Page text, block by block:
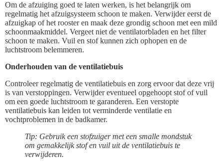
Om de afzuiging goed te laten werken, is het belangrijk om
regelmatig het afzuigsysteem schoon te maken. Verwijder eerst de
afzuigkap of het rooster en maak deze grondig schoon met een mild
schoonmaakmiddel. Vergeet niet de ventilatorbladen en het filter
schoon te maken. Vuil en stof kunnen zich ophopen en de
luchtstroom belemmeren.
Onderhouden van de ventilatiebuis
Controleer regelmatig de ventilatiebuis en zorg ervoor dat deze vrij
is van verstoppingen. Verwijder eventueel opgehoopt stof of vuil
om een goede luchtstroom te garanderen. Een verstopte
ventilatiebuis kan leiden tot verminderde ventilatie en
vochtproblemen in de badkamer.
Tip: Gebruik een stofzuiger met een smalle mondstuk
om gemakkelijk stof en vuil uit de ventilatiebuis te
verwijderen.